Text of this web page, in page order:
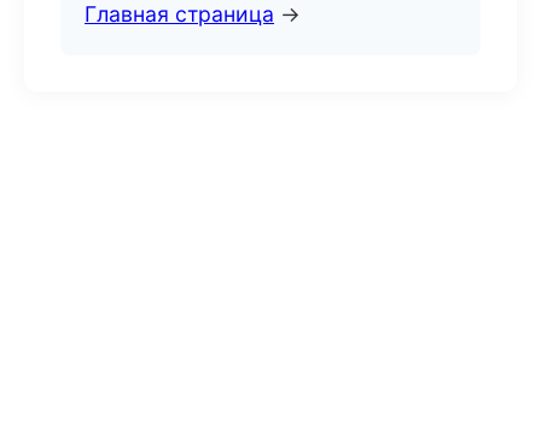
Главная страница →